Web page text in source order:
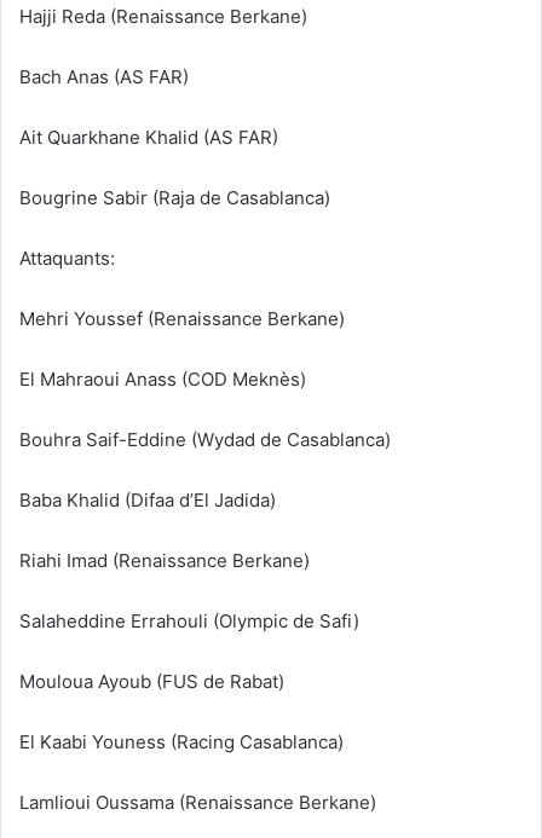
Hajji Reda (Renaissance Berkane)
Bach Anas (AS FAR)
Ait Quarkhane Khalid (AS FAR)
Bougrine Sabir (Raja de Casablanca)
Attaquants:
Mehri Youssef (Renaissance Berkane)
El Mahraoui Anass (COD Meknès)
Bouhra Saif-Eddine (Wydad de Casablanca)
Baba Khalid (Difaa d’El Jadida)
Riahi Imad (Renaissance Berkane)
Salaheddine Errahouli (Olympic de Safi)
Mouloua Ayoub (FUS de Rabat)
El Kaabi Youness (Racing Casablanca)
Lamlioui Oussama (Renaissance Berkane)